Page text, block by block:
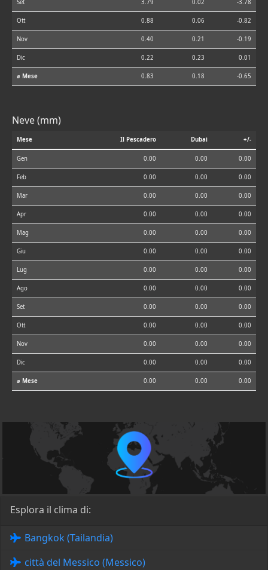
Set 3.79 0.02 -3.78
Ott 0.88 0.06 -0.82
Nov 0.40 0.21 -0.19
Dic 0.22 0.23 0.01
⌀ Mese 0.83 0.18 -0.65
Neve (mm)
Mese Il Pescadero Dubai +/-
Gen 0.00 0.00 0.00
Feb 0.00 0.00 0.00
Mar 0.00 0.00 0.00
Apr 0.00 0.00 0.00
Mag 0.00 0.00 0.00
Giu 0.00 0.00 0.00
Lug 0.00 0.00 0.00
Ago 0.00 0.00 0.00
Set 0.00 0.00 0.00
Ott 0.00 0.00 0.00
Nov 0.00 0.00 0.00
Dic 0.00 0.00 0.00
⌀ Mese 0.00 0.00 0.00
Esplora il clima di:
Bangkok (Tailandia)
città del Messico (Messico)